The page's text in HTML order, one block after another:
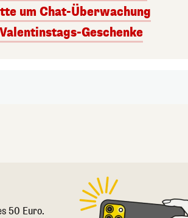
um Chat-Überwachung
Geschenke
50 Euro.